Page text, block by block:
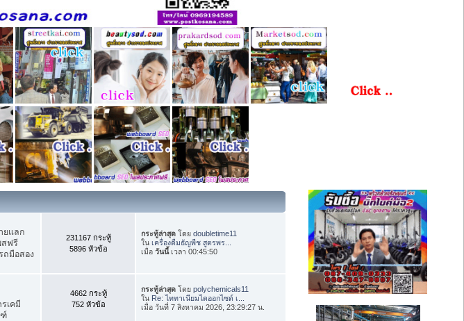
ยแลก
สฟรี
มือสอง
231167 กระทู้
5896 หัวข้อ
กระทู้ล่าสุด โดยdoubletime11
ในเครื่องดื่มธัญพืช สูตรพร...
เมื่อวันนี้เวลา 00:45:50
เคมี
ฑ์
4662 กระทู้
752 หัวข้อ
กระทู้ล่าสุด โดยpolychemicals11
ใน Re: ไททาเนียมไดออกไซด์ เ...
เมื่อ วันที่ 7 สิงหาคม 2026, 23:29:27 น.